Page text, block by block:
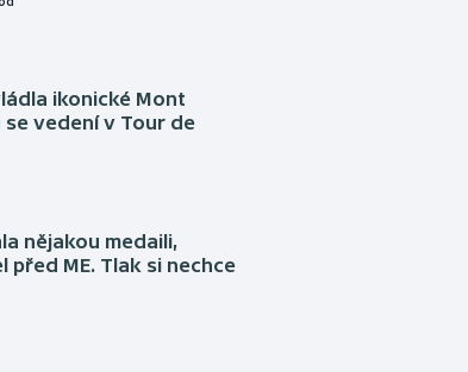
ikonické Mont
vedení v Tour de
nějakou medaili,
před ME. Tlak si nechce